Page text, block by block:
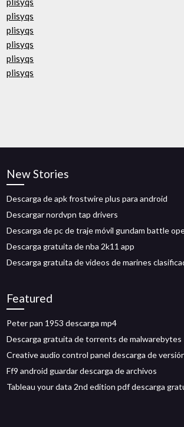
plisyqs
plisyqs
plisyqs
plisyqs
plisyqs
New Stories
Descarga de apk frostwire plus para android
Descargar nordvpn tap drivers
Descarga de pc de traje móvil gundam battle
Descarga gratuita de nba 2k11 app
Descarga gratuita de videos de marines
Featured
Peter pan 1953 descarga mp4
Descarga gratuita de torrents de malwarebytes
Creative audio control panel descarga de
Ff9 android guardar descarga de archivos
Tableau your data 2nd edition pdf descarga